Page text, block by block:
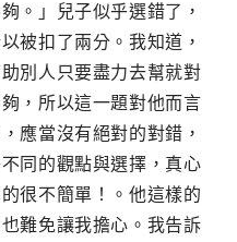
。」兒子似乎選錯了，
被扣了兩分。我知道，
別人只要盡力去幫就對
，所以這一題對他而言
應當沒有絕對的對錯，
同的觀點與選擇，真心
很不簡單！。他這樣的
難免讓我擔心。我告訴